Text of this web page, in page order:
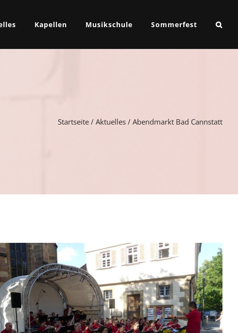
Kapellen Musikschule Sommerfest
Startseite / Aktuelles / Abendmarkt Bad Cannstatt